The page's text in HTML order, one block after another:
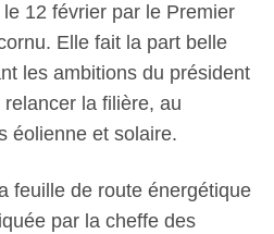
12 février par le Premier
Elle fait la part belle
les ambitions du président
la filière, au
éolienne et solaire.
feuille de route énergétique
par la cheffe des